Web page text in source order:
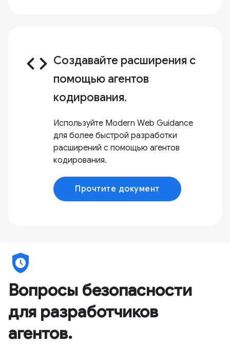
code Создавайте расширения с
помощью агентов
кодирования.
Используйте Modern Web Guidance
для более быстрой разработки
расширений с помощью агентов
кодирования.
Прочтите документ
safety_check
Вопросы безопасности
для разработчиков
агентов.